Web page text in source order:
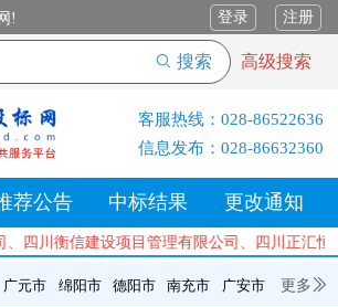
! 登录 注册
搜索 高级搜索
客服热线： 028-86522636
信息发布： 028-86632360
荐公告 中标结果 更改通知
衡信建设项目管理有限公司、四川
广元市 绵阳市 德阳市 南充市 广安市 更多